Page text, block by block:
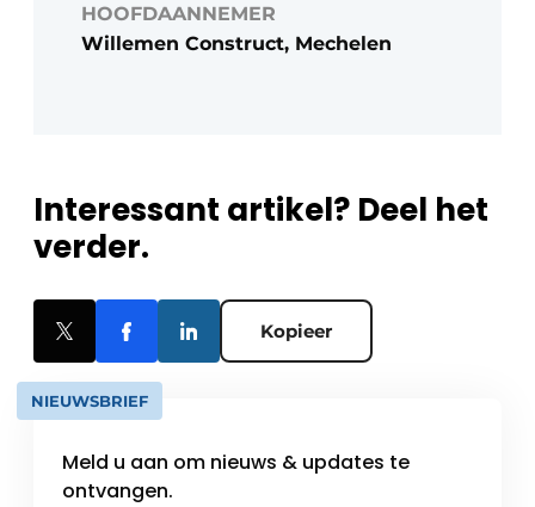
HOOFDAANNEMER
Willemen Construct, Mechelen
Interessant artikel? Deel het
verder.
Kopieer
NIEUWSBRIEF
Meld u aan om nieuws & updates te
ontvangen.